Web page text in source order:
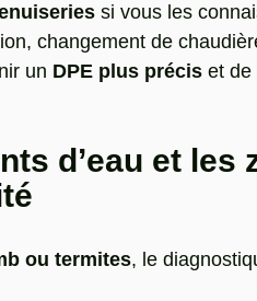
si vous les
changement de
un DPE plus précis et de
d’eau et les
ou termites, le